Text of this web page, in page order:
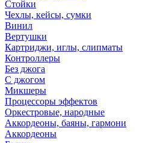
Стойки
Чехлы, кейсы, сумки
Винил
Вертушки
Картриджи, иглы, слипматы
Контроллеры
Без джога
С джогом
Микшеры
Процессоры эффектов
Оркестровые, народные
Аккордеоны, баяны, гармони
Аккордеоны